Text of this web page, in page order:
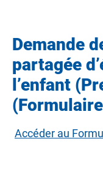
Demande
partagée
l’enfant
Accéder au